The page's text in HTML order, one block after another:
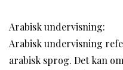
Arabisk undervisning:
Arabisk undervisning
arabisk sprog. Det kan